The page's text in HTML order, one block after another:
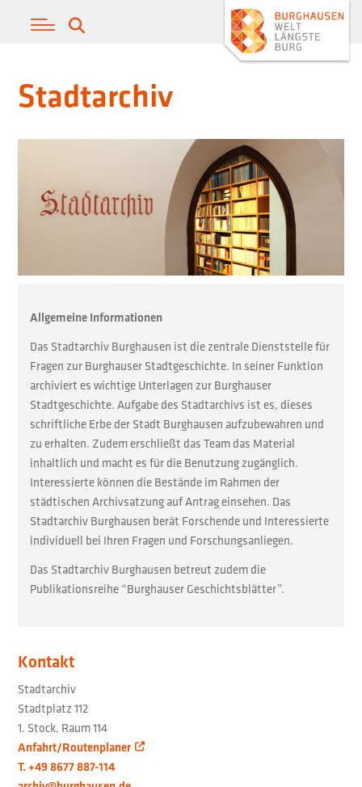
Stadtarchiv
Allgemeine Informationen
Das Stadtarchiv Burghausen ist die zentrale Dienststelle für
Fragen zur Burghauser Stadtgeschichte. In seiner Funktion
archiviert es wichtige Unterlagen zur Burghauser
Stadtgeschichte. Aufgabe des Stadtarchivs ist es, dieses
schriftliche Erbe der Stadt Burghausen aufzubewahren und
zu erhalten. Zudem erschließt das Team das Material
inhaltlich und macht es für die Benutzung zugänglich.
Interessierte können die Bestände im Rahmen der
städtischen Archivsatzung auf Antrag einsehen. Das
Stadtarchiv Burghausen berät Forschende und Interessierte
individuell bei Ihren Fragen und Forschungsanliegen.
Das Stadtarchiv Burghausen betreut zudem die
Publikationsreihe “Burghauser Geschichtsblätter”.
Kontakt
Stadtarchiv
Stadtplatz 112
1. Stock, Raum 114
Anfahrt/Routenplaner
T. +49 8677 887-114